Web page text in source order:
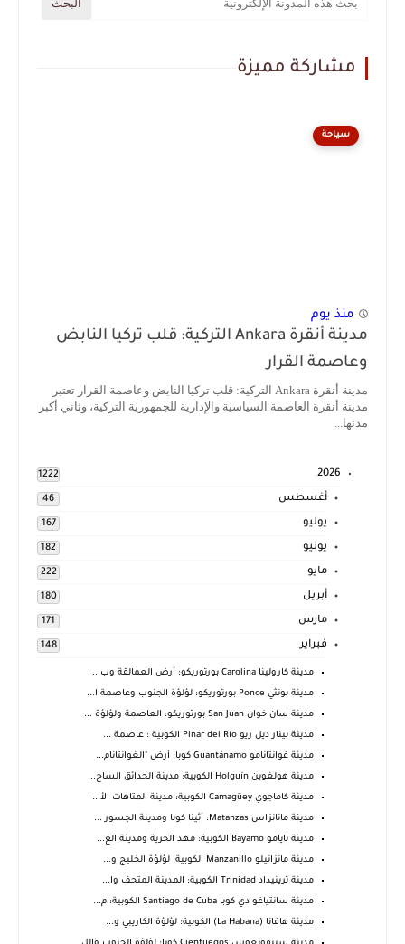
مشاركة مميزة
سياحة
منذ يوم
مدينة أنقرة Ankara التركية: قلب تركيا النابض
وعاصمة القرار
مدينة أنقرة Ankara التركية: قلب تركيا النابض وعاصمة القرار تعتبر
مدينة أنقرة العاصمة السياسية والإدارية للجمهورية التركية، وثاني أكبر
مدنها...
2026
1222
أغسطس 46
يوليو 167
يونيو 182
مايو 222
أبريل 180
مارس 171
فبراير 148
مدينة كارولينا Carolina بورتوريكو: أرض العمالقة وب...
مدينة بونثي Ponce بورتوريكو: لؤلؤة الجنوب وعاصمة ا...
مدينة سان خوان San Juan بورتوريكو: العاصمة ولؤلؤة ...
مدينة بينار ديل ريو Pinar del Río الكوبية : عاصمة ...
مدينة غوانتانامو Guantánamo كوبا: أرض "الغوانتانام...
مدينة هولغوين Holguín الكوبية: مدينة الحدائق الساح...
مدينة كاماجوي Camagüey الكوبية: مدينة المتاهات الأ...
مدينة ماتانزاس Matanzas: أثينا كوبا ومدينة الجسور ...
مدينة بايامو Bayamo الكوبية: مهد الحرية ومدينة الع...
مدينة مانزانيلو Manzanillo الكوبية: لؤلؤة الخليج و...
مدينة ترينيداد Trinidad الكوبية: المدينة المتحف وا...
مدينة سانتياغو دي كوبا Santiago de Cuba الكوبية: م...
مدينة هافانا (La Habana) الكوبية: لؤلؤة الكاريبي و...